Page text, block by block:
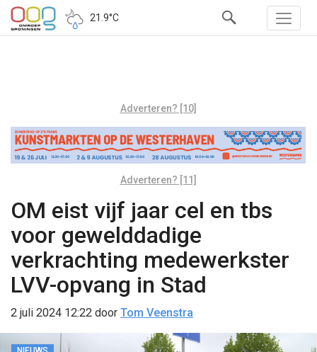
21.9°C
Adverteren? [10]
Adverteren? [11]
OM eist vijf jaar cel en tbs
voor gewelddadige
verkrachting medewerkster
LVV-opvang in Stad
2 juli 2024 12:22 door Tom Veenstra